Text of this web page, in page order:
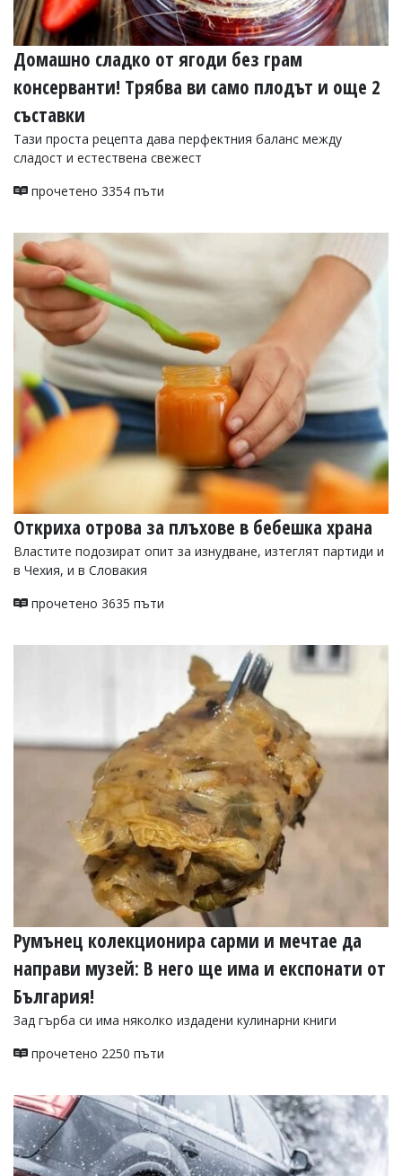
Домашно сладко от ягоди без грам
консерванти! Трябва ви само плодът и още 2
съставки
Тази проста рецепта дава перфектния баланс между
сладост и естествена свежест
прочетено 3354 пъти
Откриха отрова за плъхове в бебешка храна
Властите подозират опит за изнудване, изтеглят партиди и
в Чехия, и в Словакия
прочетено 3635 пъти
Румънец колекционира сарми и мечтае да
направи музей: В него ще има и експонати от
България!
Зад гърба си има няколко издадени кулинарни книги
прочетено 2250 пъти